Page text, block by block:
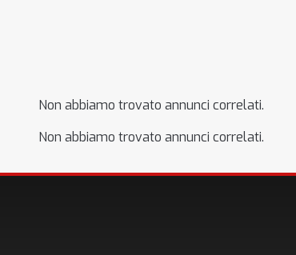
Non abbiamo trovato annunci correlati.
Non abbiamo trovato annunci correlati.